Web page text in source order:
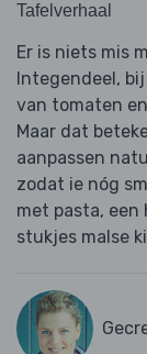
Tafelverhaal
Er is niets mis
Integendeel,
van tomaten
Maar dat
aanpassen
zodat ie nóg
met pasta, een
stukjes malse